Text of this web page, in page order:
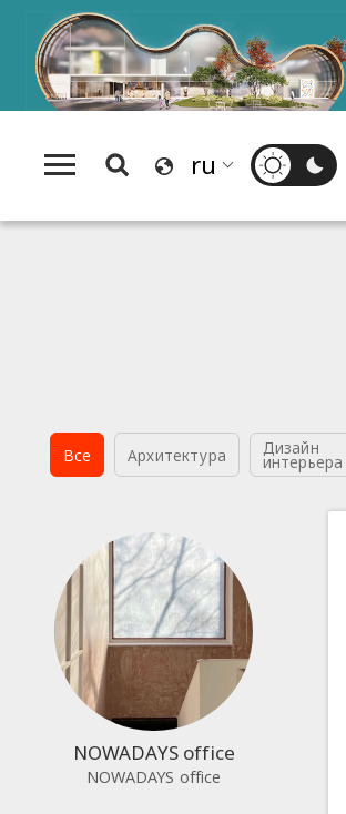
Все Архитектура Дизайн
интерьера
Megabudka:
Mid-Century, More Than
NOWADAYS office
NOWADAYS office